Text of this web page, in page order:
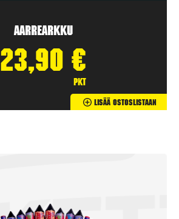
Aarrearkku
23,90 €
pkt
Lisää Ostoslistaan